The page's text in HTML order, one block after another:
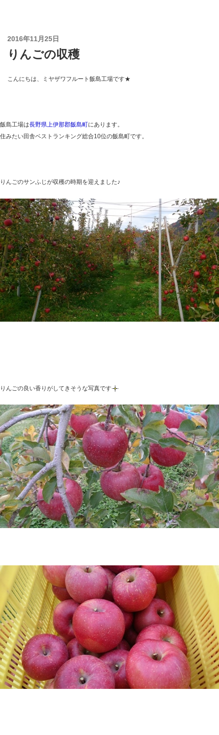
投
稿
日:
2016年11月25日
りんごの収穫
こんにちは、ミヤザワフルート飯島工場です★
飯島工場は長野県上伊那郡飯島町にあります。
住みたい田舎ベストランキング総合10位の飯島町です。
りんごのサンふじが収穫の時期を迎えました♪
りんごの良い香りがしてきそうな写真です